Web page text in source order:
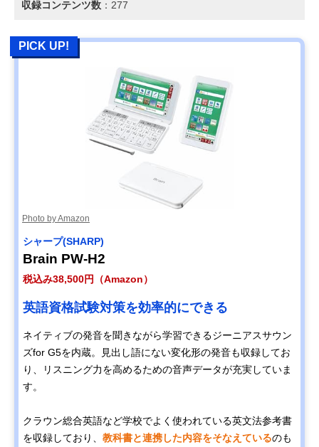
収録コンテンツ数 ：277
PICK UP!
Photo by Amazon
シャープ(SHARP)
Brain PW-H2
税込み38,500円（Amazon）
英語資格試験対策を効率的にできる
ネイティブの発音を聞きながら学習できるジーニアスサウン
ズfor G5を内蔵。見出し語にない変化形の発音も収録してお
り、リスニング力を高めるための音声データが充実していま
す。
クラウン総合英語など学校でよく使われている英文法参考書
を収録しており、 教科書と連携した内容をそなえているのも